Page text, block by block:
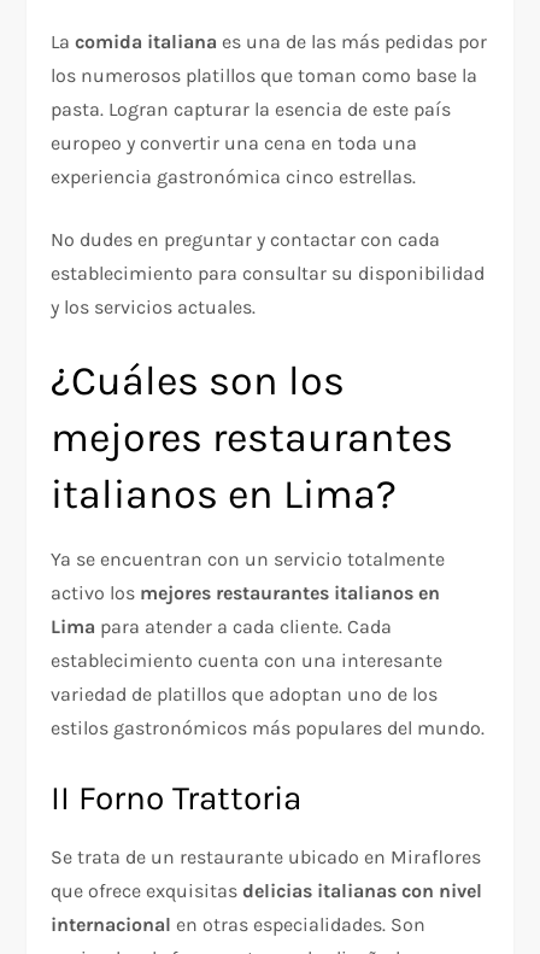
Lacomida italianaes una de las más pedidas por
los numerosos platillos que toman como base la
pasta. Logran capturar la esencia de este país
europeo y convertir una cena en toda una
experiencia gastronómica cinco estrellas.
No dudes en preguntar y contactar con cada
establecimiento para consultar su disponibilidad
y los servicios actuales.
¿Cuáles son los
mejores restaurantes
italianos en Lima?
Ya se encuentran con un servicio totalmente
activo los mejores restaurantes italianos en
Lima para atender a cada cliente. Cada
establecimiento cuenta con una interesante
variedad de platillos que adoptan uno de los
estilos gastronómicos más populares del mundo.
II Forno Trattoria
Se trata de un restaurante ubicado en Miraflores
que ofrece exquisitasdelicias italianas con nivel
internacional en otras especialidades. Son